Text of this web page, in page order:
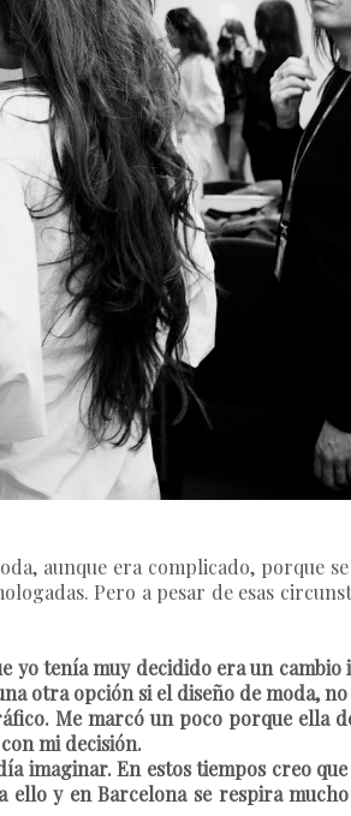
aunque era complicado, porque
Pero a pesar de esas
yo tenía muy decidido era un
otra opción si el diseño de moda,
Me marcó un poco porque ella
mi decisión.
imaginar. En estos tiempos creo
y en Barcelona se respira